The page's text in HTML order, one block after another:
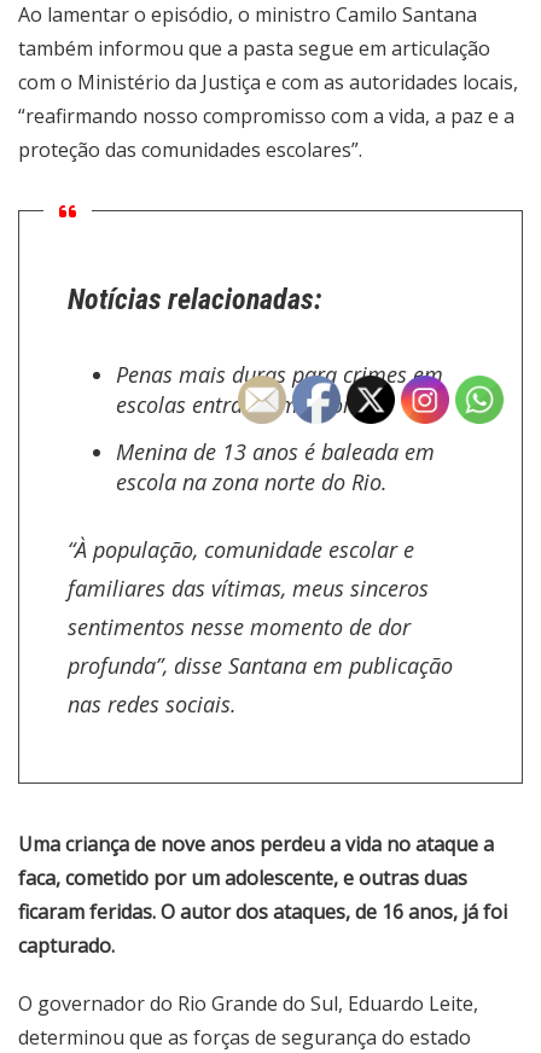
Ao lamentar o episódio, o ministro Camilo Santana
também informou que a pasta segue em articulação
com o Ministério da Justiça e com as autoridades locais,
“reafirmando nosso compromisso com a vida, a paz e a
proteção das comunidades escolares”.
Notícias relacionadas:
Penas mais duras para crimes em
escolas entram em vigor.
Menina de 13 anos é baleada em
escola na zona norte do Rio.
“À população, comunidade escolar e
familiares das vítimas, meus sinceros
sentimentos nesse momento de dor
profunda”, disse Santana em publicação
nas redes sociais.
Uma criança de nove anos perdeu a vida no ataque a
faca, cometido por um adolescente, e outras duas
ficaram feridas. O autor dos ataques, de 16 anos, já foi
capturado.
O governador do Rio Grande do Sul, Eduardo Leite,
determinou que as forças de segurança do estado